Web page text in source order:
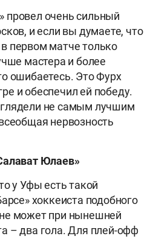
провел очень сильный
и если вы думаете, что
первом матче только
мастера и более
ошибаетесь. Это Фурх
и обеспечил ей победу.
не самым лучшим
нервозность
Юлаев»
у Уфы есть такой
хоккеиста подобного
может при нынешней
– два гола. Для плей-офф